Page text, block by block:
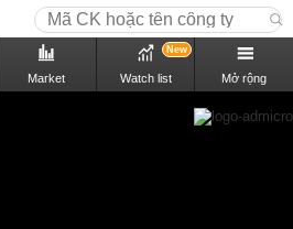
Market Watch list
New
Mở rộng